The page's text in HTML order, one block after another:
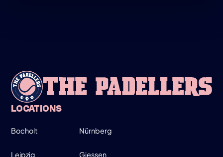
INFO
WEDNESDAY
LOCATIONS
Bocholt Nürnberg
Leipzig Giessen